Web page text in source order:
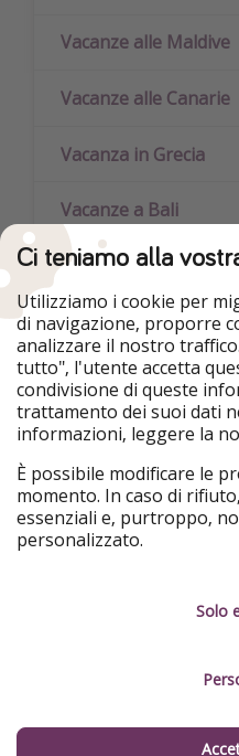
Vacanze alle Maldive
Vacanze alle Canarie
Vacanza in Grecia
Vacanze a Bali
Vacanze a Sharm el-
Mare in Italia
Vacanze a Capo
Vacanze alle Baleari
Vacanze in Croazia
Vacanze a Santorini
Ci teniamo alla
Utilizziamo i cookie per
di navigazione, proporre
analizzare il nostro
tutto", l'utente accetta
condivisione di queste
trattamento dei suoi dati
informazioni, leggere la
È possibile modificare le
momento. In caso di
essenziali e, purtroppo,
personalizzato.
Solo